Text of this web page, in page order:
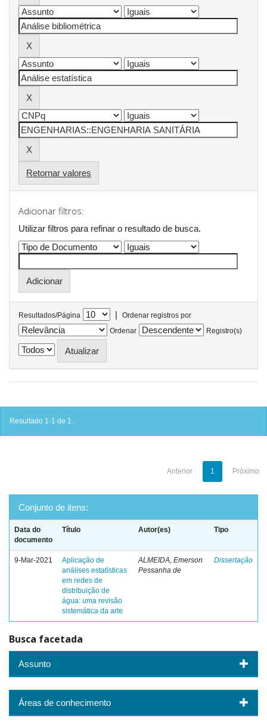
Retornar valores
Adicionar filtros:
Utilizar filtros para refinar o resultado de busca.
Resultados/Página |
Ordenar registros por
Ordenar
Registro(s)
Resultado 1-1 de 1.
Anterior 1 Próximo
Conjunto de itens:
Data do
documento
Título Autor(es) Tipo
9-Mar-2021
Aplicação de
análises estatísticas
em redes de
distribuição de
água: uma revisão
sistemática da arte
ALMEIDA, Emerson
Pessanha de
Dissertação
Busca facetada
Assunto
Áreas de conhecimento